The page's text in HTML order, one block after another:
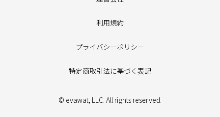
利用規約
プライバシーポリシー
特定商取引法に基づく表記
© evawat, LLC. All rights reserved.